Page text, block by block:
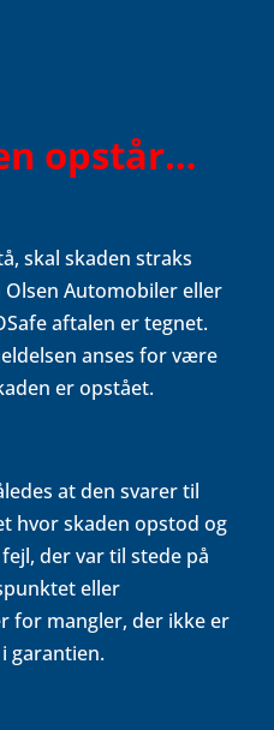
opstår…
skal skaden straks
Olsen Automobiler eller
aftalen er tegnet.
anses for være
er opstået.
at den svarer til
hvor skaden opstod og
der var til stede på
eller
for mangler, der ikke er
garantien.